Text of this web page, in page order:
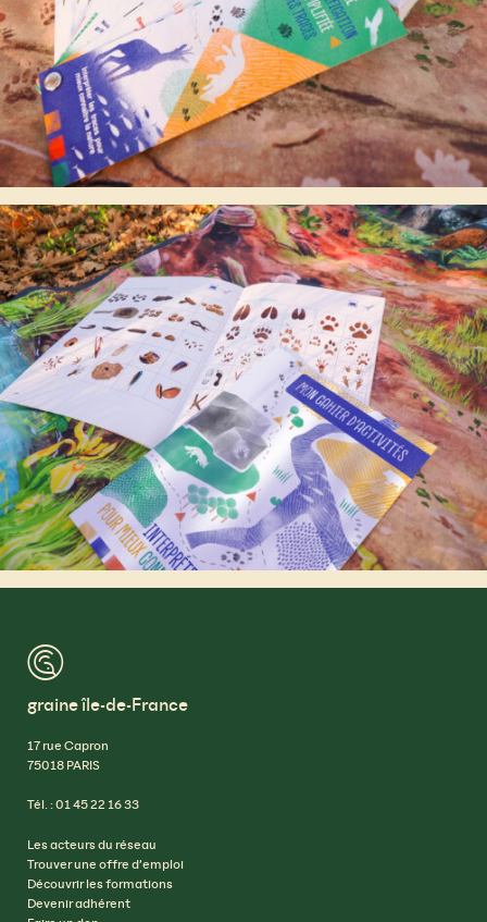
™
graine île-de-France
17 rue Capron
75018 PARIS
Tél. : 01 45 22 16 33
Les acteurs du réseau
Trouver une offre d’emploi
Découvrir les formations
Devenir adhérent